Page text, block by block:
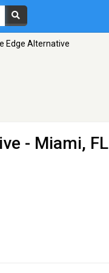
Edge Alternative
- Miami, FL